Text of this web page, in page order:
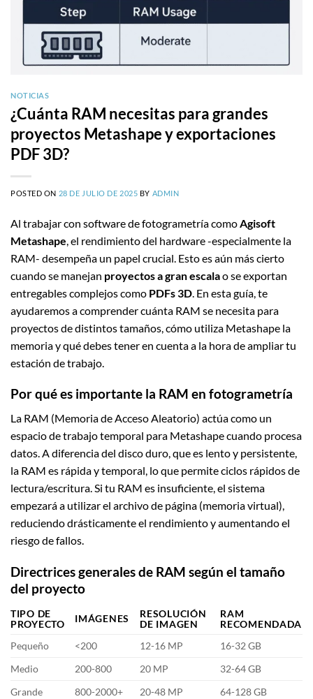
NOTICIAS
¿Cuánta RAM necesitas para grandes
proyectos Metashape y exportaciones
PDF 3D?
POSTED ON 28 DE JULIO DE 2025 BY ADMIN
Al trabajar con software de fotogrametría como Agisoft
Metashape , el rendimiento del hardware -especialmente la
RAM- desempeña un papel crucial. Esto es aún más cierto
cuando se manejan proyectos a gran escalao se exportan
entregables complejos como PDFs 3D . En esta guía, te
ayudaremos a comprender cuánta RAM se necesita para
proyectos de distintos tamaños, cómo utiliza Metashape la
memoria y qué debes tener en cuenta a la hora de ampliar tu
estación de trabajo.
Por qué es importante la RAM en fotogrametría
La RAM (Memoria de Acceso Aleatorio) actúa como un
espacio de trabajo temporal para Metashape cuando procesa
datos. A diferencia del disco duro, que es lento y persistente,
la RAM es rápida y temporal, lo que permite ciclos rápidos de
lectura/escritura. Si tu RAM es insuficiente, el sistema
empezará a utilizar el archivo de página (memoria virtual),
reduciendo drásticamente el rendimiento y aumentando el
riesgo de fallos.
Directrices generales de RAM según el tamaño
del proyecto
TIPO DE
PROYECTO
IMÁGENES
RESOLUCIÓN
DE IMAGEN
RAM
RECOMENDADA
Pequeño
<200 12-16 MP
16-32 GB
Medio
200-800 20 MP
32-64 GB
Grande
800-2000+ 20-48 MP 64-128 GB